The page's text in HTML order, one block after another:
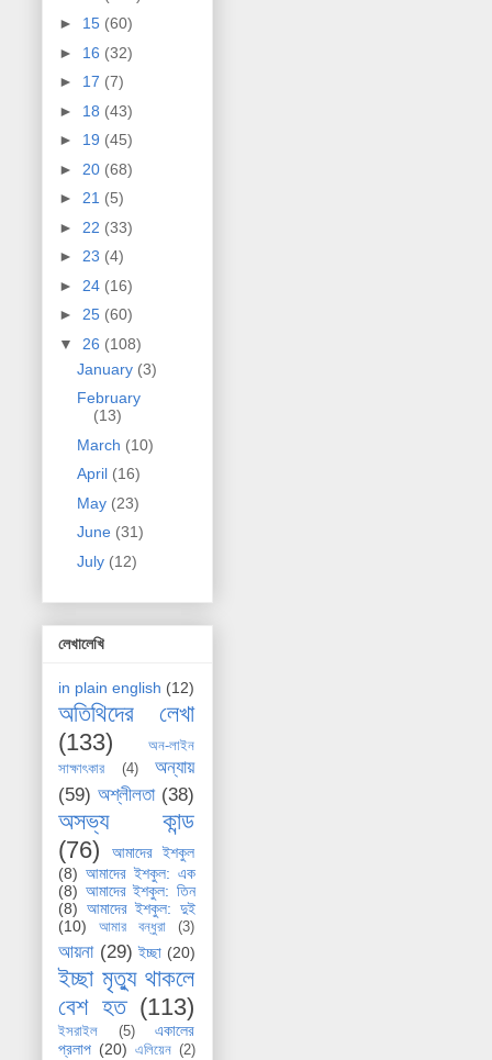
► 15 (60)
► 16 (32)
► 17 (7)
► 18 (43)
► 19 (45)
► 20 (68)
►21 (5)
► 22 (33)
►23 (4)
► 24 (16)
►25 (60)
▼ 26 (108)
January (3)
February
(13)
March (10)
April (16)
May (23)
June (31)
July (12)
লেখালেখি
in plain english (12)
অতিথিদের লেখা
(133)
অন-লাইন
সাক্ষাৎকার
(4)
অন্যায়
(59) অশ্লীলতা (38)
অসভ্য কান্ড
(76)
আমাদের ইশকুল
(8) আমাদের ইশকুল: এক
(8) আমাদের ইশকুল: তিন
(8) আমাদের ইশকুল: দুই
(10)
আমার বন্ধুরা (3)
আয়না (29) ইচ্ছা (20)
ইচ্ছা মৃত্যু থাকলে
বেশ হত (113)
ইসরাইল (5)
একালের
প্রলাপ (20) এলিয়েন (2)